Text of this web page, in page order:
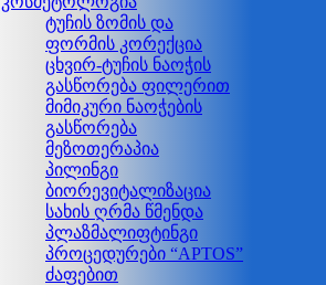
ტუჩის ზომის და
ფორმის კორექცია
ცხვირ-ტუჩის ნაოჭის
გასწორება ფილერით
მიმიკური ნაოჭების
გასწორება
მეზოთერაპია
პილინგი
ბიორევიტალიზაცია
სახის ღრმა წმენდა
პლაზმალიფტინგი
პროცედურები “APTOS”
ძაფებით